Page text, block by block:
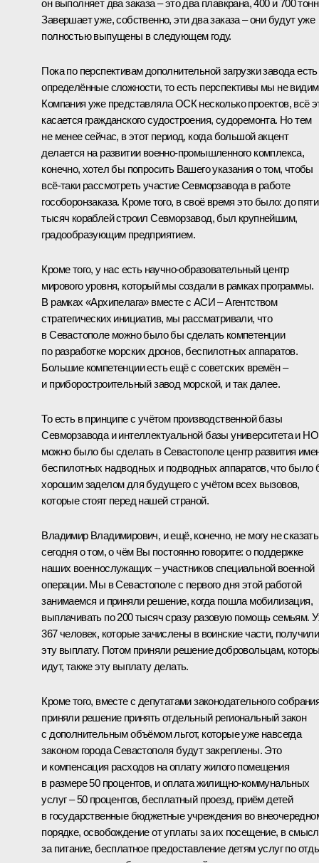
он выполняет два заказа – это два плавкрана, 400 и 700
Завершает уже, собственно, эти два заказа – они будут уже
полностью выпущены в следующем году.
Пока по перспективам дополнительной загрузки завода есть
определённые сложности, то есть перспективы мы не
Компания уже представляла ОСК несколько проектов, всё
касается гражданского судостроения, судоремонта. Но тем
не менее сейчас, в этот период, когда большой акцент
делается на развитии военно-промышленного комплекса,
конечно, хотел бы попросить Вашего указания о том, чтобы
всё-таки рассмотреть участие Севморзавода в работе
гособоронзаказа. Кроме того, в своё время это было: до пяти
тысяч кораблей строил Севморзавод, был крупнейшим,
градообразующим предприятием.
Кроме того, у нас есть научно-образовательный центр
мирового уровня, который мы создали в рамках программы.
В рамках «Архипелага» вместе с АСИ – Агентством
стратегических инициатив, мы рассматривали, что
в Севастополе можно было бы сделать компетенции
по разработке морских дронов, беспилотных аппаратов.
Большие компетенции есть ещё с советских времён –
и приборостроительный завод морской, и так далее.
То есть в принципе с учётом производственной базы
Севморзавода и интеллектуальной базы университета и
можно было бы сделать в Севастополе центр развития
беспилотных надводных и подводных аппаратов, что было
хорошим заделом для будущего с учётом всех вызовов,
которые стоят перед нашей страной.
Владимир Владимирович, и ещё, конечно, не могу не сказать
сегодня о том, о чём Вы постоянно говорите: о поддержке
наших военнослужащих – участников специальной военной
операции. Мы в Севастополе с первого дня этой работой
занимаемся и приняли решение, когда пошла мобилизация,
выплачивать по 200 тысяч сразу разовую помощь семьям.
367 человек, которые зачислены в воинские части, получили
эту выплату. Потом приняли решение добровольцам,
идут, также эту выплату делать.
Кроме того, вместе с депутатами законодательного
приняли решение принять отдельный региональный закон
с дополнительным объёмом льгот, которые уже навсегда
законом города Севастополя будут закреплены. Это
и компенсация расходов на оплату жилого помещения
в размере 50 процентов, и оплата жилищно-коммунальных
услуг – 50 процентов, бесплатный проезд, приём детей
в государственные бюджетные учреждения во
порядке, освобождение от уплаты за их посещение, в
за питание, бесплатное предоставление детям услуг по